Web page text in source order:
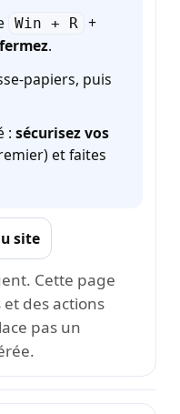
Win + R +
.
papiers, puis
: sécurisez vos
et faites
site
Cette page
des actions
pas un